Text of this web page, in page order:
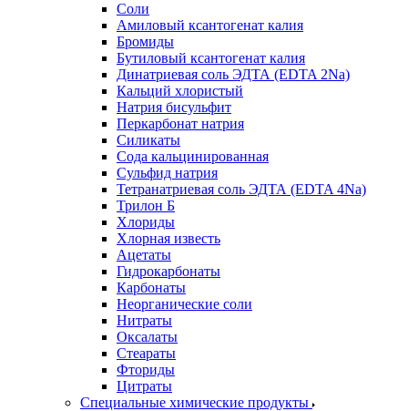
Соли
Амиловый ксантогенат калия
Бромиды
Бутиловый ксантогенат калия
Динатриевая соль ЭДТА (EDTA 2Na)
Кальций хлористый
Натрия бисульфит
Перкарбонат натрия
Силикаты
Сода кальцинированная
Сульфид натрия
Тетранатриевая соль ЭДТА (EDTA 4Na)
Трилон Б
Хлориды
Хлорная известь
Ацетаты
Гидрокарбонаты
Карбонаты
Неорганические соли
Нитраты
Оксалаты
Стеараты
Фториды
Цитраты
Специальные химические продукты